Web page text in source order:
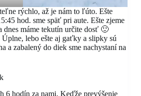
rýchlo, až je nám to ľúto. Ešte
hod. sme späť pri aute. Ešte zjeme
dnes máme tekutín určite dosť 🙂
lebo ešte aj gaťky a slipky sú
a zabalený do diek sme nachystaní na
6 hodín za nami. Keďže prevýšenie